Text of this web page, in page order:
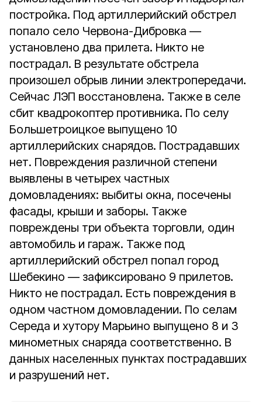
постройка. Под артиллерийский обстрел
попало село Червона-Дибровка —
установлено два прилета. Никто не
пострадал. В результате обстрела
произошел обрыв линии электропередачи.
Сейчас ЛЭП восстановлена. Также в селе
сбит квадрокоптер противника. По селу
Большетроицкое выпущено 10
артиллерийских снарядов. Пострадавших
нет. Повреждения различной степени
выявлены в четырех частных
домовладениях: выбиты окна, посечены
фасады, крыши и заборы. Также
повреждены три объекта торговли, один
автомобиль и гараж. Также под
артиллерийский обстрел попал город
Шебекино — зафиксировано 9 прилетов.
Никто не пострадал. Есть повреждения в
одном частном домовладении. По селам
Середа и хутору Марьино выпущено 8 и 3
минометных снаряда соответственно. В
данных населенных пунктах пострадавших
и разрушений нет.